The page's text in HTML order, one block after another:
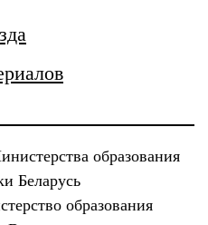
образования
Беларусь
образования